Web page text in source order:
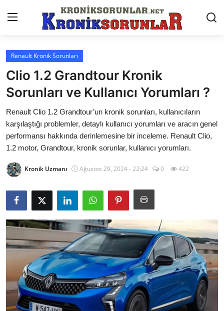
Anasayfa
Markalar
İletişim
Trafik & Cezalar
Sigorta & Kasko
Vergi & ÖTV & MTV
Muayene & Ruhsat
Sorgulamalar
İkinci El & Alım-Satım
Bakım & Arıza Çözümleri
Elektrikli & Hibrit
Kiralama & Filo
Renault Kronik Sorunları
Clio 1.2 Grandtour Kronik
Sorunları ve Kullanıcı Yorumları ?
Renault Clio 1.2 Grandtour’un kronik sorunları, kullanıcıların
karşılaştığı problemler, detaylı kullanıcı yorumları ve aracın genel
performansı hakkında derinlemesine bir inceleme. Renault Clio,
1.2 motor, Grandtour, kronik sorunlar, kullanıcı yorumları.
Kronik Uzmanı Ağustos 29, 2024 - 22:24 0 422